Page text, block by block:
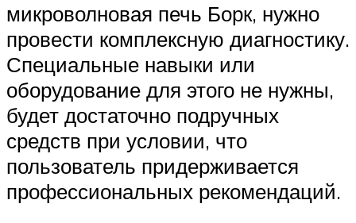
микроволновая печь Борк, нужно
провести комплексную диагностику.
Специальные навыки или
оборудование для этого не нужны,
будет достаточно подручных
средств при условии, что
пользователь придерживается
профессиональных рекомендаций.